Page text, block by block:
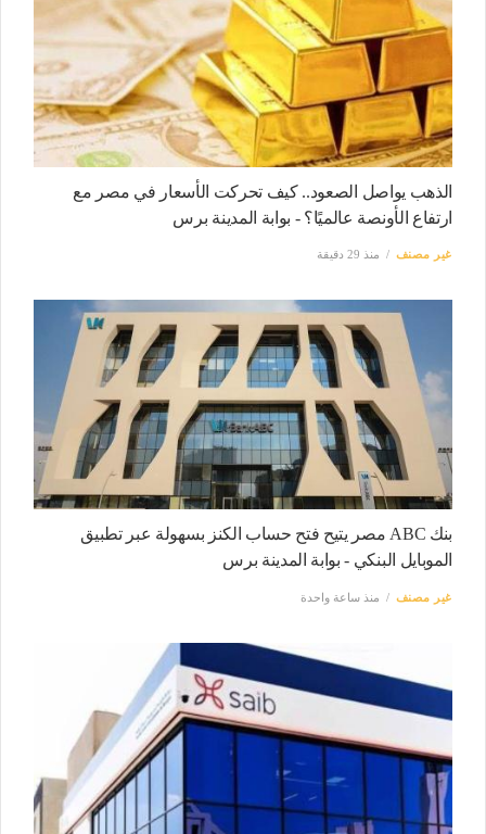
الذهب يواصل الصعود.. كيف تحركت الأسعار في مصر مع
ارتفاع الأونصة عالميًا؟ - بوابة المدينة برس
غير مصنف منذ 29 دقيقة
بنك ABC مصر يتيح فتح حساب الكنز بسهولة عبر تطبيق
الموبايل البنكي - بوابة المدينة برس
غير مصنف منذ ساعة واحدة